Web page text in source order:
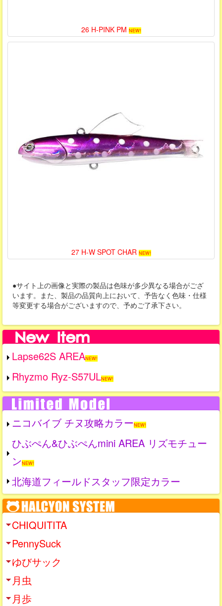
26 H-PINK PM NEW!
27 H-W SPOT CHAR NEW!
●サイト上の画像と実際の製品は色味が多少異なる場合がござ
います。また、製品の品質向上において、予告なく色味・仕様
等変更する場合がございますので、予めご了承下さい。
Lapse62S AREANEW!
Rhyzmo Ryz-S57ULNEW!
ニコバイブ チヌ攻略カラーNEW!
ひぶぺん&ひぶぺんmini AREA リズモチュー
ンNEW!
北海道フィールドスタッフ限定カラー
CHIQUITITA
PennySuck
ゆびサック
月虫
月歩